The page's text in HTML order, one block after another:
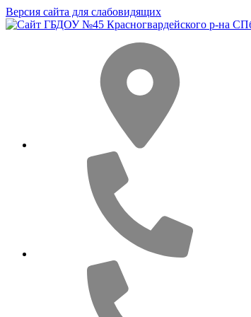
Версия сайта для слабовидящих